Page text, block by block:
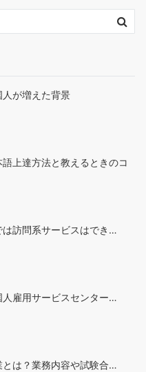
人が増えた背景
上達方法と教えるときのコ
訪問系サービスはでき…
雇用サービスセンター…
は？業務内容や試験合…